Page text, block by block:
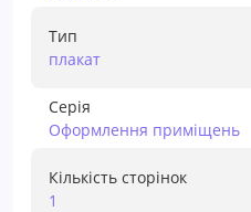
Тип
плакат
Серія
Оформлення приміщень
Кількість сторінок
1